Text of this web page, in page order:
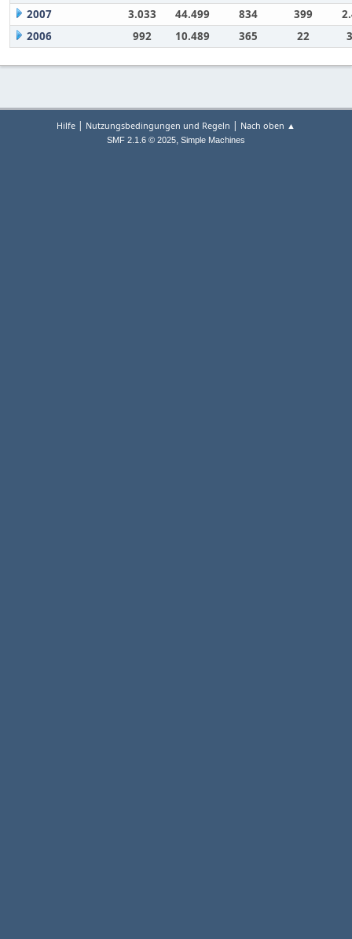
2007
3.033 44.499 834 399
2006
992 10.489 365 22
Hilfe | Nutzungsbedingungen und Regeln | Nach oben ▲
SMF 2.1.6 © 2025, Simple Machines